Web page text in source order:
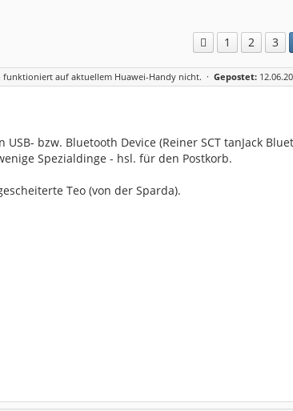
1 2 3
funktioniert auf aktuellem Huawei-Handy nicht. · Gepostet:
bzw. Bluetooth Device (Reiner SCT tanJack
Spezialdinge - hsl. für den Postkorb.
Teo (von der Sparda).